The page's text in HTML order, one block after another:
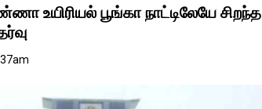
உயிரியல் பூங்கா நாட்டிலேயே சிறந்த